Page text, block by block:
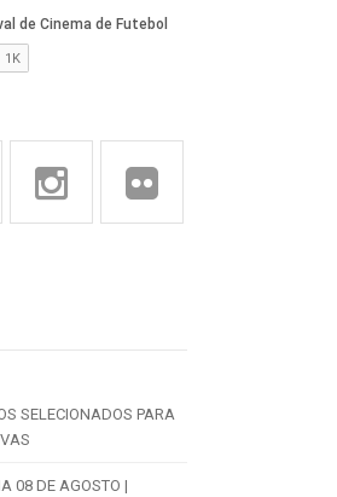
SELECIONADOS PARA
08 DE AGOSTO |